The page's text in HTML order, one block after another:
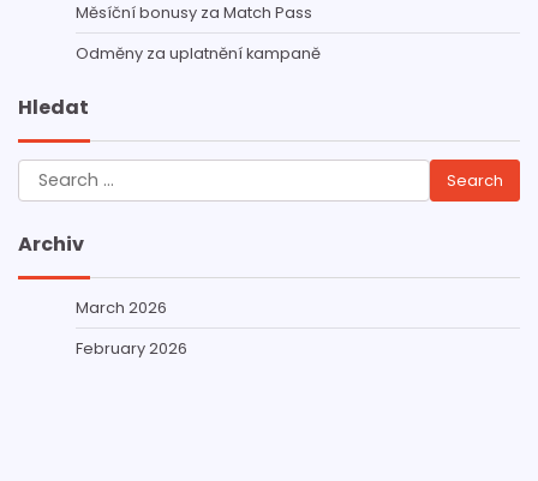
Měsíční bonusy za Match Pass
Odměny za uplatnění kampaně
Hledat
Search
for:
Archiv
March 2026
February 2026